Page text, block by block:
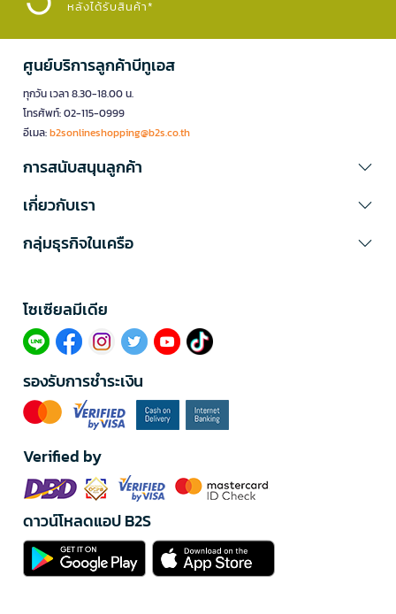
หลังได้รับสินค้า*
ศูนย์บริการลูกค้าบีทูเอส
ทุกวัน เวลา 8.30-18.00 น.
โทรศัพท์: 02-115-0999
อีเมล:b2sonlineshopping@b2s.co.th
การสนับสนุนลูกค้า
เกี่ยวกับเรา
กลุ่มธุรกิจในเครือ
โซเซียลมีเดีย​
รองรับการชำระเงิน
Verified by
ดาวน์โหลดแอป B2S